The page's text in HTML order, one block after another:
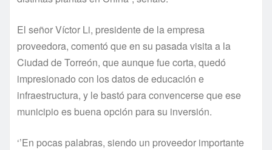
El señor Víctor Li, presidente de la empresa
proveedora, comentó que en su pasada visita a la
Ciudad de Torreón, que aunque fue corta, quedó
impresionado con los datos de educación e
infraestructura, y le bastó para convencerse que ese
municipio es buena opción para su inversión.
‘’En pocas palabras, siendo un proveedor importante